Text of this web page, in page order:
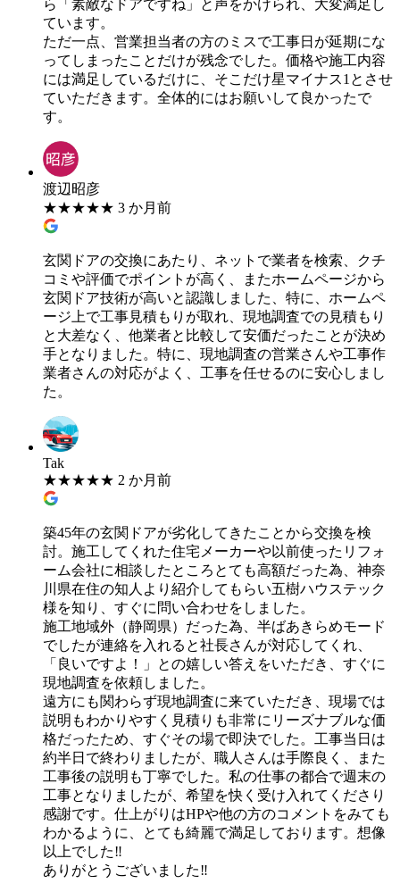
ら「素敵なドアですね」と声をかけられ、大変満足し
ています。
​ただ一点、営業担当者の方のミスで工事日が延期にな
ってしまったことだけが残念でした。価格や施工内容
には満足しているだけに、そこだけ星マイナス1とさせ
ていただきます。全体的にはお願いして良かったで
す。
渡辺昭彦
★★★★★ 3 か月前
玄関ドアの交換にあたり、ネットで業者を検索、クチ
コミや評価でポイントが高く、またホームページから
玄関ドア技術が高いと認識しました、特に、ホームペ
ージ上で工事見積もりが取れ、現地調査での見積もり
と大差なく、他業者と比較して安価だったことが決め
手となりました。特に、現地調査の営業さんや工事作
業者さんの対応がよく、工事を任せるのに安心しまし
た。
Tak
★★★★★ 2 か月前
築45年の玄関ドアが劣化してきたことから交換を検
討。施工してくれた住宅メーカーや以前使ったリフォ
ーム会社に相談したところとても高額だった為、神奈
川県在住の知人より紹介してもらい五樹ハウステック
様を知り、すぐに問い合わせをしました。
施工地域外（静岡県）だった為、半ばあきらめモード
でしたが連絡を入れると社長さんが対応してくれ、
「良いですよ！」との嬉しい答えをいただき、すぐに
現地調査を依頼しました。
遠方にも関わらず現地調査に来ていただき、現場では
説明もわかりやすく見積りも非常にリーズナブルな価
格だったため、すぐその場で即決でした。工事当日は
約半日で終わりましたが、職人さんは手際良く、また
工事後の説明も丁寧でした。私の仕事の都合で週末の
工事となりましたが、希望を快く受け入れてくださり
感謝です。仕上がりはHPや他の方のコメントをみても
わかるように、とても綺麗で満足しております。想像
以上でした‼
ありがとうございました‼